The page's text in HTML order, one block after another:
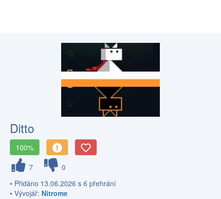
Ditto
100%
7
0
• Přidáno 13.06.2026 s 6 přehrání
• Vývojář: Nitrome